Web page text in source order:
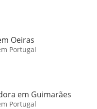
Oeiras
Portugal
em Guimarães
Portugal